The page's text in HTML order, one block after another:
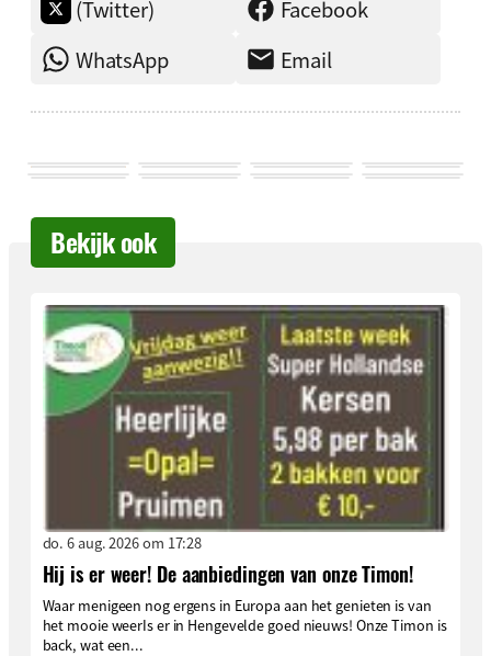
(Twitter)
Facebook
WhatsApp
Email
Bekijk ook
do. 6 aug. 2026 om 17:28
Hij is er weer! De aanbiedingen van onze Timon!
Waar menigeen nog ergens in Europa aan het genieten is van
het mooie weerIs er in Hengevelde goed nieuws! Onze Timon is
back, wat een...